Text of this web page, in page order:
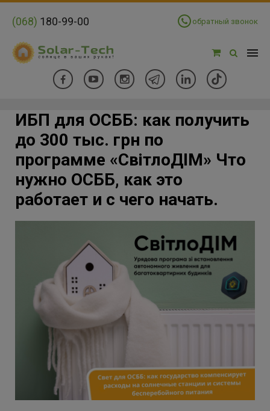
(068) 180-99-00 обратный звонок
ИБП для ОСББ: как получить
до 300 тыс. грн по
программе «СвітлоДІМ» Что
нужно ОСББ, как это
работает и с чего начать.